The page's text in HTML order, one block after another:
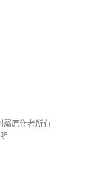
屬原作者所有